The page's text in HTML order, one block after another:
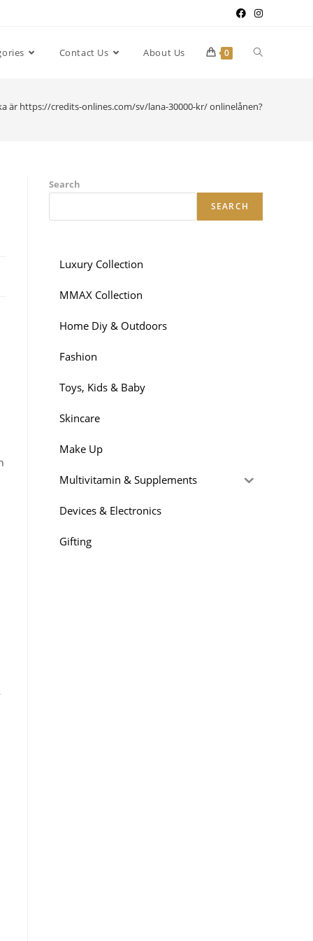
Contact Us About Us 0
är https://credits-onlines.com/sv/lana-30000-kr/ onlinelånen?
Search
SEARCH
Luxury Collection
MMAX Collection
Home Diy & Outdoors
Fashion
Toys, Kids & Baby
Skincare
Make Up
Multivitamin & Supplements
Devices & Electronics
Gifting